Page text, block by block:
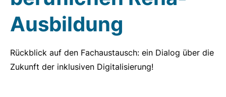
Ausbildung
Rückblick auf den Fachaustausch: ein Dialog über die
Zukunft der inklusiven Digitalisierung!